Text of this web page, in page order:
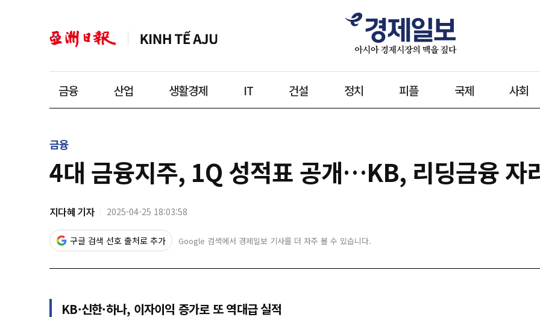
금융 산업 생활경제 IT 건설 정치 피플 국제 사회
금융
4대 금융지주, 1Q 성적표 공개…KB, 리딩금융 자
지다혜 기자 2025-04-25 18:03:58
구글 검색 선호 출처로 추가 Google 검색에서 경제일보 기사를 더 자주 볼 수 있습니다.
KB·신한·하나, 이자이익 증가로 또 역대급 실적